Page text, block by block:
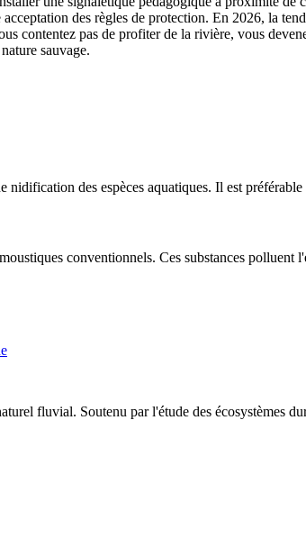
des règles de protection. En 2026, la
contentez pas de profiter de la rivière, vous
sauvage.
des espèces aquatiques. Il est
conventionnels. Ces substances polluent
fluvial. Soutenu par l'étude des écosystèmes